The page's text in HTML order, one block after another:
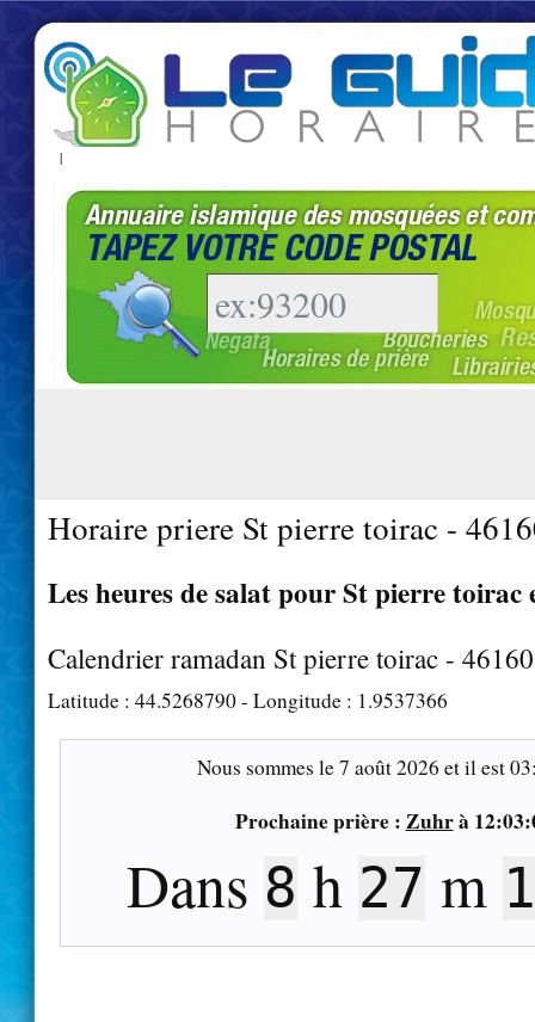
|
Horaire priere St pierre toirac -
Les heures de salat pour St pierre toirac
Calendrier ramadan St pierre toirac - 46160
Latitude : 44.5268790- Longitude : 1.9537366
Nous sommes le7 août 2026 et il est
Prochaine prière : Zuhrà
Dans 8 h 27 m